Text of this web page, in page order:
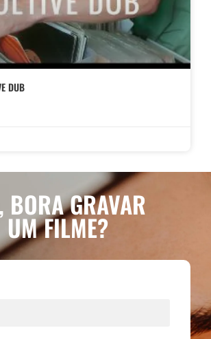
DUB
BORA GRAVAR
UM FILME?